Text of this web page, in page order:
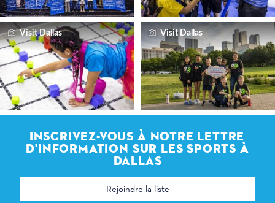
Visit Dallas Visit Dallas
INSCRIVEZ-VOUS À NOTRE LETTRE
D'INFORMATION SUR LES SPORTS À
DALLAS
Adresse